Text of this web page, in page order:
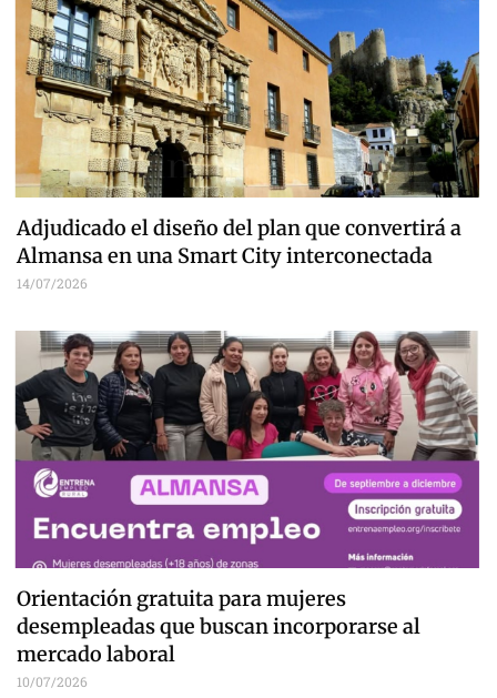
Adjudicado el diseño del plan que convertirá a
Almansa en una Smart City interconectada
14/07/2026
Orientación gratuita para mujeres
desempleadas que buscan incorporarse al
mercado laboral
10/07/2026